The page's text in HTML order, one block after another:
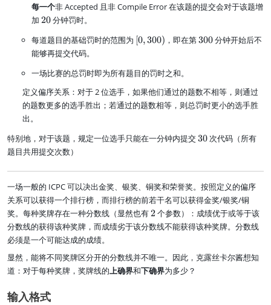
每一个非 Accepted 且非 Compile Error 在该题的提交会对于该题增
加2
20分钟罚时。
每道题目的基础罚时的范围为 [
3
0
)
[0,300) ，即在第3
300分钟开始后不
能够再提交代码。
一场比赛的总罚时即为所有题目的罚时之和。
定义偏序关系：对于 2 位选手，如果他们通过的题数不相等，则通过
的题数更多的选手胜出；若通过的题数相等，则总罚时更小的选手胜
出。
特别地，对于该题，规定一位选手只能在一分钟内提交3
30次代码（所有
题目共用提交次数）
一场一般的 ICPC 可以决出金奖、银奖、铜奖和荣誉奖。按照定义的偏序
关系可以获得一个排行榜，而排行榜的前若干名可以获得金奖/银奖/铜
奖。每种奖牌存在一种分数线（显然也有2
2个参数）：成绩优于或等于该
分数线的获得该种奖牌，而成绩劣于该分数线不能获得该种奖牌。分数线
必须是一个可能达成的成绩。
显然，能将不同奖牌区分开的分数线并不唯一。因此，克露丝卡尔酱想知
道：对于每种奖牌，奖牌线的上确界和下确界为多少？
输入格式